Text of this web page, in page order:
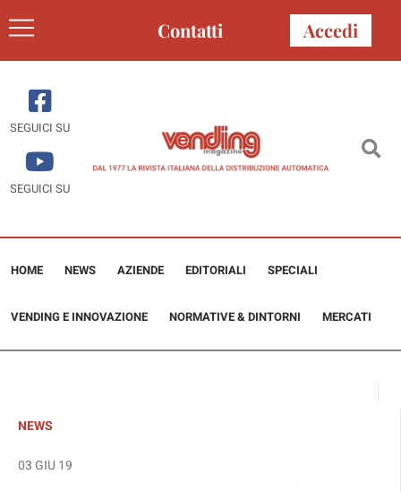
Contatti Accedi
SEGUICI SU
SEGUICI SU
HOME NEWS AZIENDE EDITORIALI SPECIALI
VENDING E INNOVAZIONE NORMATIVE & DINTORNI MERCATI
NEWS
03 GIU 19